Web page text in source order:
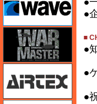
●
■
●
●
●
エア